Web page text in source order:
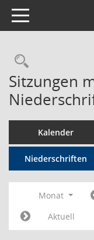
Toggle navigation
Sitzungen
Kalender
Niederschriften
Monat
Aktuell